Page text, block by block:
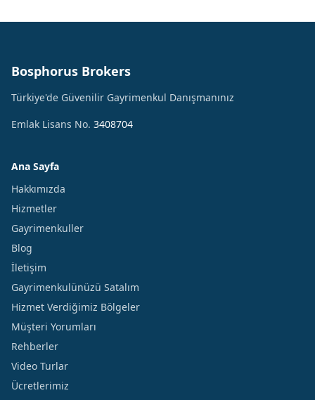
Bosphorus Brokers
Türkiye'de Güvenilir Gayrimenkul Danışmanınız
Emlak Lisans No. 3408704
Ana Sayfa
Hakkımızda
Hizmetler
Gayrimenkuller
Blog
İletişim
Gayrimenkulünüzü Satalım
Hizmet Verdiğimiz Bölgeler
Müşteri Yorumları
Rehberler
Video Turlar
Ücretlerimiz